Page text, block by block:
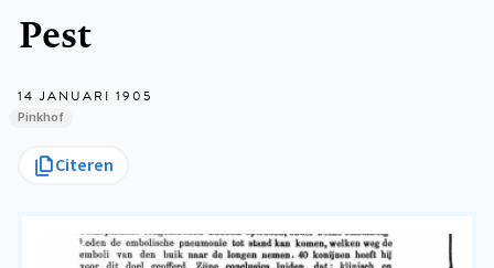
Pest
14 JANUARI 1905
Pinkhof
Citeren